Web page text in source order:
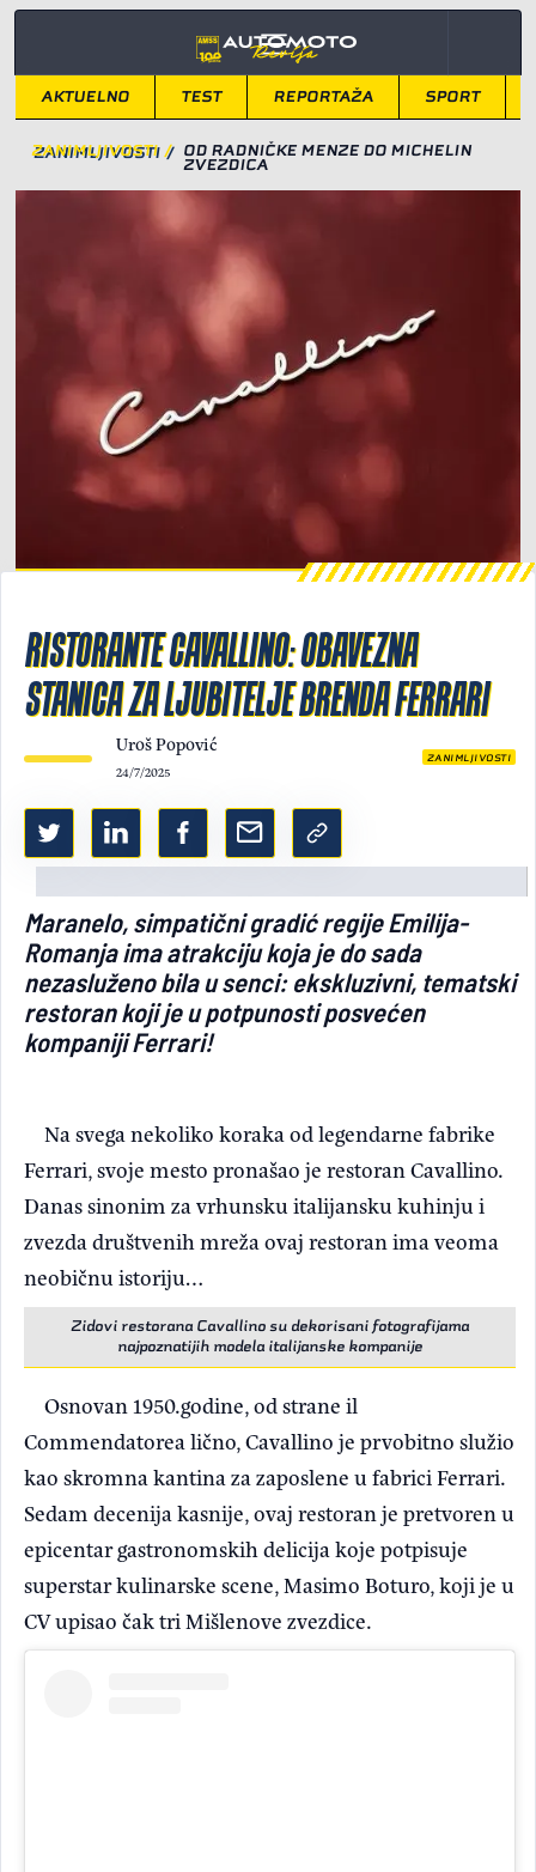
Light/Dark mode
AKTUELNO TEST REPORTAŽA SPORT
ZANIMLJIVOSTI / OD RADNIČKE MENZE DO MICHELIN
ZVEZDICA
RISTORANTE CAVALLINO: OBAVEZNA
STANICA ZA LJUBITELJE BRENDA FERRARI
Uroš Popović
24/7/2025
ZANIMLJIVOSTI
Maranelo, simpatični gradić regije Emilija-
Romanja ima atrakciju koja je do sada
nezasluženo bila u senci: ekskluzivni, tematski
restoran koji je u potpunosti posvećen
kompaniji Ferrari!
Na svega nekoliko koraka od legendarne fabrike
Ferrari, svoje mesto pronašao je restoran Cavallino.
Danas sinonim za vrhunsku italijansku kuhinju i
zvezda društvenih mreža ovaj restoran ima veoma
neobičnu istoriju…
Zidovi restorana Cavallino su dekorisani fotografijama
najpoznatijih modela italijanske kompanije
Osnovan 1950.godine, od strane il
Commendatorea lično, Cavallino je prvobitno služio
kao skromna kantina za zaposlene u fabrici Ferrari.
Sedam decenija kasnije, ovaj restoran je pretvoren u
epicentar gastronomskih delicija koje potpisuje
superstar kulinarske scene, Masimo Boturo, koji je u
CV upisao čak tri Mišlenove zvezdice.